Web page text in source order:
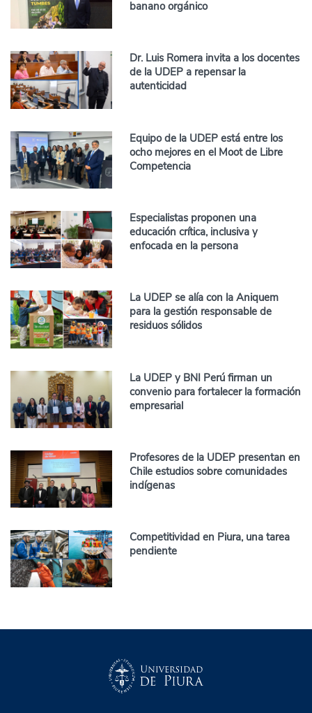
banano orgánico
Dr. Luis Romera invita a los docentes
de la UDEP a repensar la
autenticidad
Equipo de la UDEP está entre los
ocho mejores en el Moot de Libre
Competencia
Especialistas proponen una
educación crítica, inclusiva y
enfocada en la persona
La UDEP se alía con la Aniquem
para la gestión responsable de
residuos sólidos
La UDEP y BNI Perú firman un
convenio para fortalecer la formación
empresarial
Profesores de la UDEP presentan en
Chile estudios sobre comunidades
indígenas
Competitividad en Piura, una tarea
pendiente